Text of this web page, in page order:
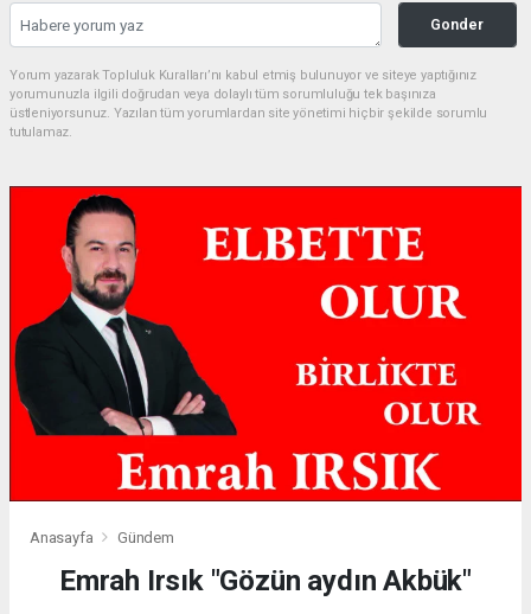
Gonder
Yorum yazarak Topluluk Kuralları’nı kabul etmiş bulunuyor ve siteye yaptığınız
yorumunuzla ilgili doğrudan veya dolaylı tüm sorumluluğu tek başınıza
üstleniyorsunuz. Yazılan tüm yorumlardan site yönetimi hiçbir şekilde sorumlu
tutulamaz.
Anasayfa Gündem
Emrah Irsık "Gözün aydın Akbük"